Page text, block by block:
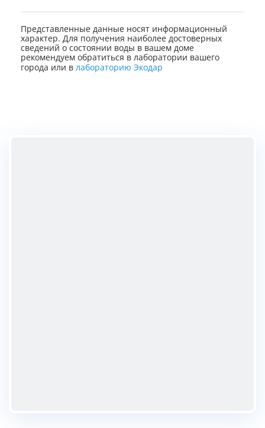
Представленные данные носят информационный
характер. Для получения наиболее достоверных
сведений о состоянии воды в вашем доме
рекомендуем обратиться в лаборатории вашего
города или в лабораторию Экодар